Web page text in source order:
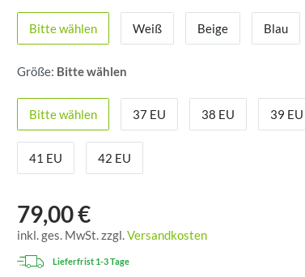
Bitte wählen Weiß Beige Blau
Größe: Bitte wählen
Bitte wählen 37 EU 38 EU 39 EU
41 EU 42 EU
79,00 €
inkl. ges. MwSt. zzgl.Versandkosten
Lieferfrist 1-3 Tage